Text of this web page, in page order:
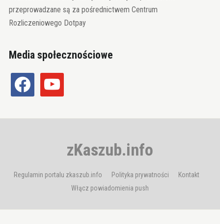
przeprowadzane są za pośrednictwem Centrum
Rozliczeniowego Dotpay
Media społecznościowe
facebook youtube
zKaszub.info
Regulamin portalu zkaszub.info Polityka prywatności
Kontakt
Włącz powiadomienia push